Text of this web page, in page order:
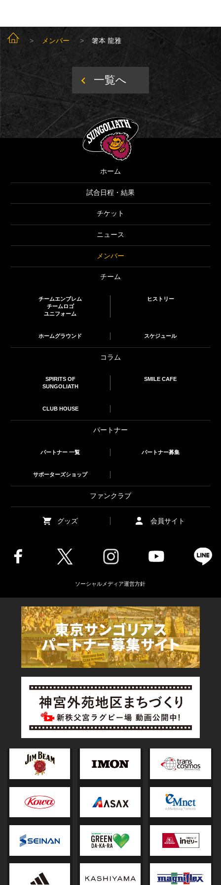
SUNGOLIATH TOP
メンバー 箸本 龍雅
一覧へ
SUNGOLIATH
ホーム
試合日程・結果
チケット
ニュース
メンバー
チーム
チームエンブレム
チームロゴ
ユニフォーム
ヒストリー
ホームグラウンド スケジュール
コラム
SPIRITS OF
SUNGOLIATH
SMILE CAFE
CLUB HOUSE
パートナー
パートナー 一覧 パートナー募集
サポーターズショップ
ファンクラブ
グッズ 会員サイト
ソーシャルメディア運営方針